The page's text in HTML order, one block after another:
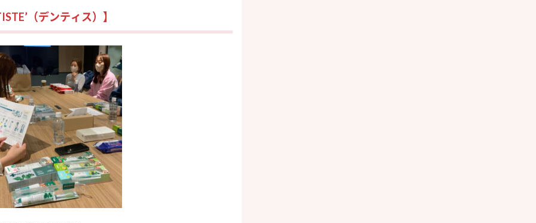
（デンティス）】